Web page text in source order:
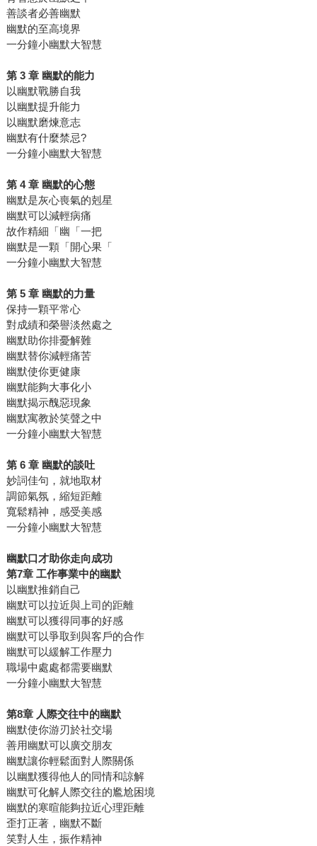
善談者必善幽默
幽默的至高境界
一分鐘小幽默大智慧
第 3 章 幽默的能力
以幽默戰勝自我
以幽默提升能力
以幽默磨煉意志
幽默有什麼禁忌?
一分鐘小幽默大智慧
第 4 章 幽默的心態
幽默是灰心喪氣的剋星
幽默可以減輕病痛
故作精細「幽「一把
幽默是一顆「開心果「
一分鐘小幽默大智慧
第 5 章 幽默的力量
保持一顆平常心
對成績和榮譽淡然處之
幽默助你排憂解難
幽默替你減輕痛苦
幽默使你更健康
幽默能夠大事化小
幽默揭示醜惡現象
幽默寓教於笑聲之中
一分鐘小幽默大智慧
第 6 章 幽默的談吐
妙詞佳句，就地取材
調節氣氛，縮短距離
寬鬆精神，感受美感
一分鐘小幽默大智慧
幽默口才助你走向成功
第7章 工作事業中的幽默
以幽默推銷自己
幽默可以拉近與上司的距離
幽默可以獲得同事的好感
幽默可以爭取到與客戶的合作
幽默可以緩解工作壓力
職場中處處都需要幽默
一分鐘小幽默大智慧
第8章 人際交往中的幽默
幽默使你游刃於社交場
善用幽默可以廣交朋友
幽默讓你輕鬆面對人際關係
以幽默獲得他人的同情和諒解
幽默可化解人際交往的尷尬困境
幽默的寒暄能夠拉近心理距離
歪打正著，幽默不斷
笑對人生，振作精神